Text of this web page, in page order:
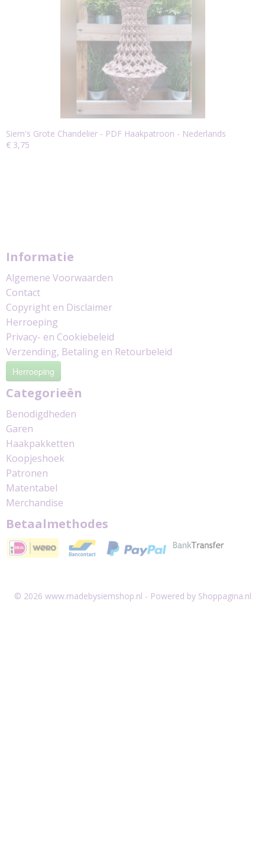
Siem's Grote Chandelier - PDF Haakpatroon - Nederlands
€ 3,75
Informatie
Algemene Voorwaarden
Contact
Copyright en Disclaimer
Herroeping
Privacy- en Cookiebeleid
Verzending, Betaling en Retourbeleid
Herroeping
Categorieën
Benodigdheden
Garen
Haakpakketten
Koopjeshoek
Patronen
Matentabel
Merchandise
Betaalmethodes
© 2026 www.madebysiemshop.nl - Powered by Shoppagina.nl